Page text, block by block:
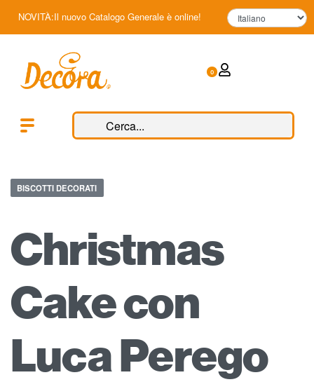
NOVITÀ:Il nuovo Catalogo Generale è online!
0
BISCOTTI DECORATI
Christmas
Cake con
Luca Perego